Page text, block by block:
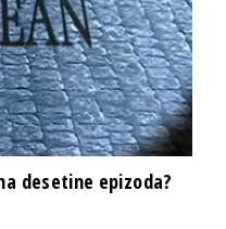
desetine epizoda?